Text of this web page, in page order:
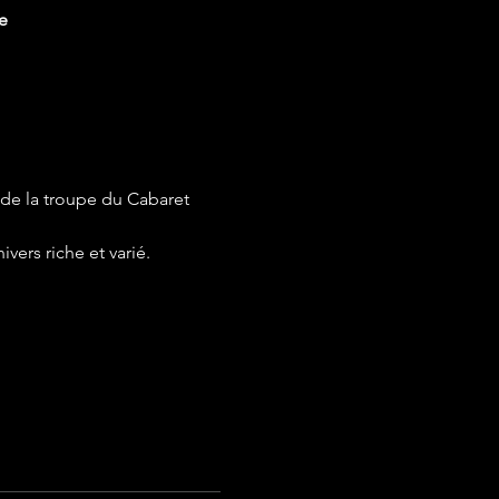
la troupe du Cabaret
riche et varié.